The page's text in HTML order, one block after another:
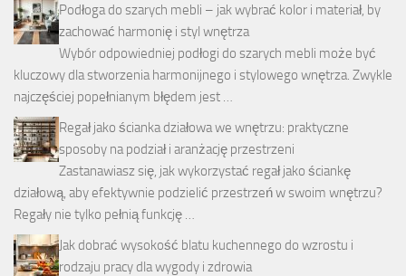
Podłoga do szarych mebli – jak wybrać kolor i materiał, by
zachować harmonię i styl wnętrza
Wybór odpowiedniej podłogi do szarych mebli może być
kluczowy dla stworzenia harmonijnego i stylowego wnętrza. Zwykle
najczęściej popełnianym błędem jest …
Regał jako ścianka działowa we wnętrzu: praktyczne
sposoby na podział i aranżację przestrzeni
Zastanawiasz się, jak wykorzystać regał jako ściankę
działową, aby efektywnie podzielić przestrzeń w swoim wnętrzu?
Regały nie tylko pełnią funkcję …
Jak dobrać wysokość blatu kuchennego do wzrostu i
rodzaju pracy dla wygody i zdrowia